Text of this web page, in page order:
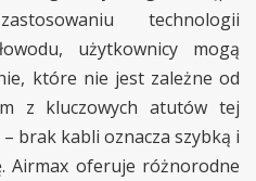
technologii
użytkownicy mogą
które nie jest zależne od
z kluczowych atutów tej
brak kabli oznacza szybką i
Airmax oferuje różnorodne